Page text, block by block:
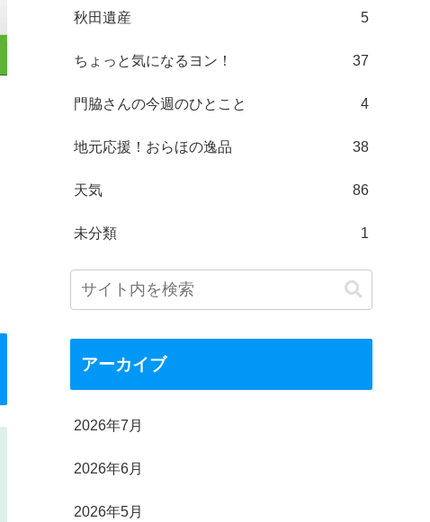
秋田遺産 5
ちょっと気になるヨン！ 37
門脇さんの今週のひとこと 4
地元応援！おらほの逸品 38
天気 86
未分類 1
アーカイブ
2026年7月
2026年6月
2026年5月